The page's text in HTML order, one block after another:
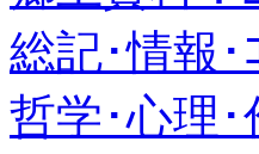
総記･情報･
哲学･心理･